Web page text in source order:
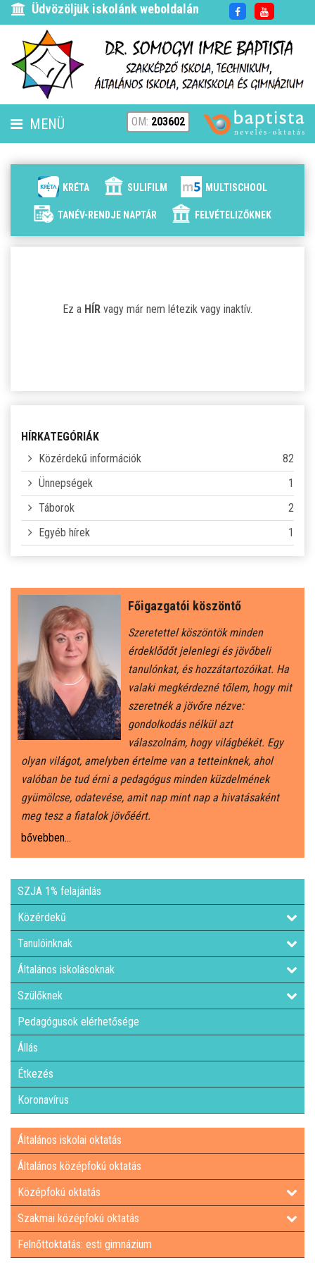
Üdvözöljük iskolánk weboldalán
MENÜ
HÍREK
ALAPÍTVÁNYUNK
SZJA 1% FELAJÁNLÁS
TANULÓINKNAK
ÁLTALÁNOS ISKOLÁSOKNAK
SZÜLŐKNEK
PEDAGÓGUSOK ELÉRHETŐSÉGE
ÁLLÁS
ÉTKEZÉS
KORONAVÍRUS
ÁLTALÁNOS ISKOLAI OKTATÁS
ÁLTALÁNOS KÖZÉPFOKÚ OKTATÁS
KÖZÉPFOKÚ OKTATÁS
SZAKMAI KÖZÉPFOKÚ OKTATÁS
FELNŐTTOKTATÁS: ESTI GIMNÁZIUM
INTÉZMÉNYI DOKUMENTUMOK
KÖZZÉTÉTELI LISTA
JELENTKEZÉSI LAP/FELVÉTELI KÉRVÉNY
LETÖLTHETŐ NYOMTATVÁNYOK
DUÁLIS PARTNEREINK A SZAKKKÉPZÉSBEN
OM: 203602
KRÉTA SULIFILM MULTISCHOOL
TANÉV-RENDJE NAPTÁR FELVÉTELIZŐKNEK
HÍRKATEGÓRIÁK
Közérdekű információk
82
Ünnepségek
1
Táborok
2
Egyéb hírek
1
Főigazgatói köszöntő
Szeretettel köszöntök minden
érdeklődőt jelenlegi és jövőbeli
tanulónkat, és hozzátartozóikat. Ha
valaki megkérdezné tőlem, hogy mit
szeretnék a jövőre nézve:
gondolkodás nélkül azt
válaszolnám, hogy világbékét. Egy
olyan világot, amelyben értelme van a tetteinknek, ahol
valóban be tud érni a pedagógus minden küzdelmének
gyümölcse, odatevése, amit nap mint nap a hivatásaként
meg tesz a fiatalok jövőéért.
bővebben...
SZJA 1% felajánlás
Közérdekű
Tanulóinknak
Általános iskolásoknak
Szülőknek
Pedagógusok elérhetősége
Állás
Étkezés
Koronavírus
Általános iskolai oktatás
Általános középfokú oktatás
Középfokú oktatás
Szakmai középfokú oktatás
Felnőttoktatás: esti gimnázium
Ez a HÍR vagy már nem létezik vagy inaktív.